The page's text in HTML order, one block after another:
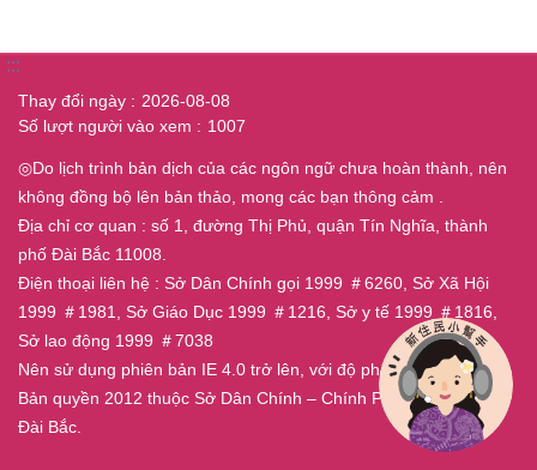
:::
Thay đổi ngày
2026-08-08
Số lượt người vào xem
1007
◎Do lịch trình bản dịch của các ngôn ngữ chưa hoàn thành, nên
không đồng bộ lên bản thảo, mong các bạn thông cảm .
Địa chỉ cơ quan : số 1, đường Thị Phủ, quận Tín Nghĩa, thành
phố Đài Bắc 11008.
Điện thoại liên hệ : Sở Dân Chính gọi 1999 ＃6260, Sở Xã Hội
1999 ＃1981, Sở Giáo Dục 1999 ＃1216, Sở y tế 1999 ＃1816,
Sở lao động 1999 ＃7038
Nên sử dụng phiên bản IE 4.0 trở lên, với độ phân giải 800x600.
Bản quyền 2012 thuộc Sở Dân Chính – Chính Phủ Thành Phố
Đài Bắc.